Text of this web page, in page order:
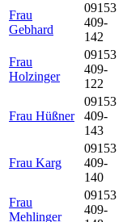
Frau
Gebhard
09153
409-
142
Frau
Holzinger
09153
409-
122
Frau Hüßner
09153
409-
143
Frau Karg
09153
409-
140
Frau
Mehlinger
09153
409-